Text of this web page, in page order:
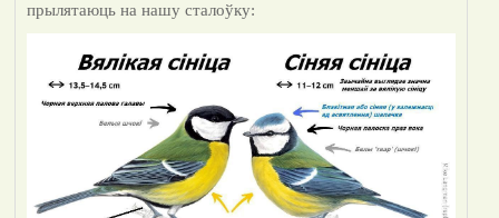
прылятаюць на нашу сталоўку: